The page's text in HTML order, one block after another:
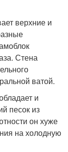
верхние и
Стена
ватой.
и
песок из
он хуже
на холодную